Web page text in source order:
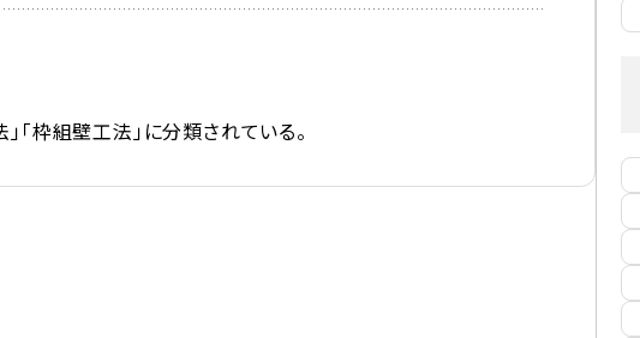
「枠組壁工法」に分類されている。